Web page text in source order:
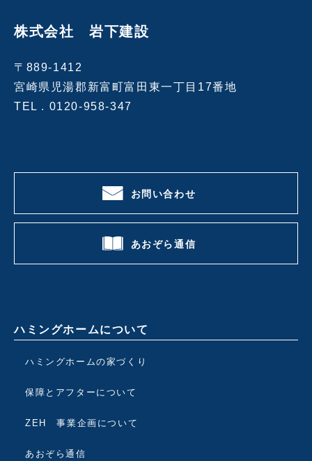
株式会社 岩下建設
〒889-1412
宮崎県児湯郡新富町富田東一丁目17番地
TEL . 0120-958-347
お問い合わせ
あおぞら通信
ハミングホームについて
ハミングホームの家づくり
保障とアフターについて
ZEH 事業企画について
あおぞら通信